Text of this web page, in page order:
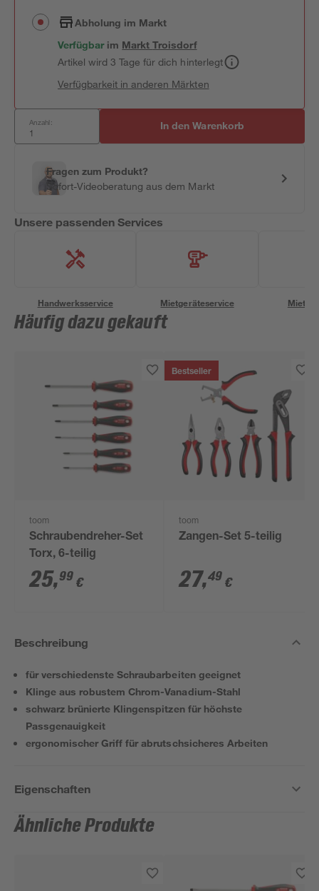
Abholung im Markt
Verfügbar im MarktTroisdorf
Artikel wird 3 Tage für dich hinterlegt
Verfügbarkeit in anderen Märkten
Anzahl: In den Warenkorb
Fragen zum Produkt?
Sofort-Videoberatung aus dem Markt
Unsere passenden Services
Handwerksservice Mietgeräteservice
Häufig dazu gekauft
toom
Schraubendreher-Set
Torx, 6-teilig
25,99 €
Bestseller
toom
Zangen-Set 5-teilig
27,49 €
Beschreibung
für verschiedenste Schraubarbeiten geeignet
Klinge aus robustem Chrom-Vanadium-Stahl
schwarz brünierte Klingenspitzen für höchste
Passgenauigkeit
ergonomischer Griff für abrutschsicheres Arbeiten
Eigenschaften
Ähnliche Produkte